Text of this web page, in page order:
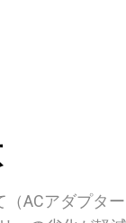
ACアダプタ